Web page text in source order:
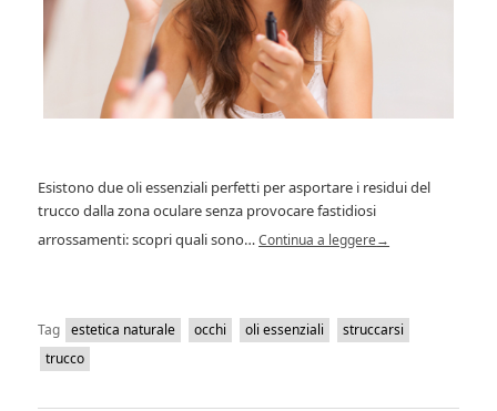
Esistono due oli essenziali perfetti per asportare i residui del
trucco dalla zona oculare senza provocare fastidiosi
arrossamenti: scopri quali sono…Continua a leggere→
Tag estetica naturale occhi oli essenziali
struccarsi
trucco